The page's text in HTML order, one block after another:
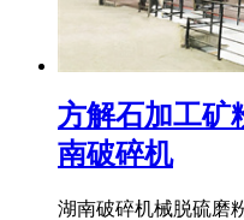
方解石加工矿
南破碎机
湖南破碎机械脱硫磨